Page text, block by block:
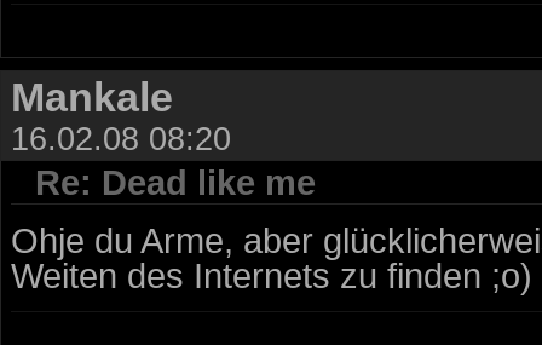
Mankale
16.02.08 08:20
Re: Dead like me
Ohje du Arme, aber
Weiten des Internets zu finden ;o)